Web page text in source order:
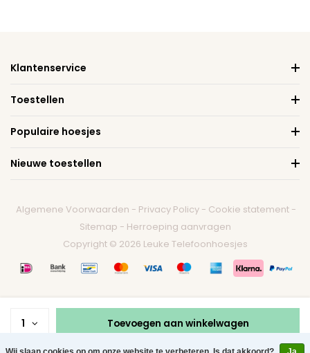
Klantenservice
Toestellen
Populaire hoesjes
Nieuwe toestellen
Algemene Voorwaarden - Privacy Policy - Cookie statement -
Sitemap - Herroeping aanvragen
Copyright © 2026 Leuke Telefoonhoesjes
1 Toevoegen aan winkelwagen